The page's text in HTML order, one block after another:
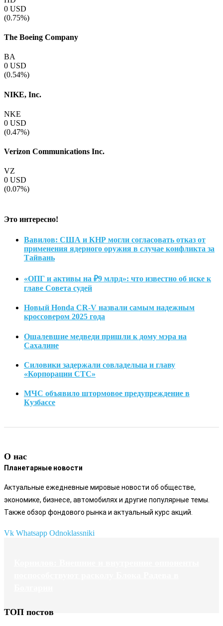
0 USD
(0.75%)
The Boeing Company
BA
0 USD
(0.54%)
NIKE, Inc.
NKE
0 USD
(0.47%)
Verizon Communications Inc.
VZ
0 USD
(0.07%)
Это интересно!
Вавилов: США и КНР могли согласовать отказ от
применения ядерного оружия в случае конфликта за
Тайвань
«ОПГ и активы на ₽9 млрд»: что известно об иске к
главе Совета судей
Новый Honda CR-V назвали самым надежным
кроссовером 2025 года
Ошалевшие медведи пришли к дому мэра на
Сахалине
Силовики задержали совладельца и главу
«Корпорации СТС»
МЧС объявило штормовое предупреждение в
Кузбассе
О нас
Планетарные новости
Актуальные ежедневные мировые новости об обществе,
экономике, бизнесе, автомобилях и другие популярные темы.
Также обзор фондового рынка и актуальный курс акций.
Vk Whatsapp Odnoklassniki
ТОП постов